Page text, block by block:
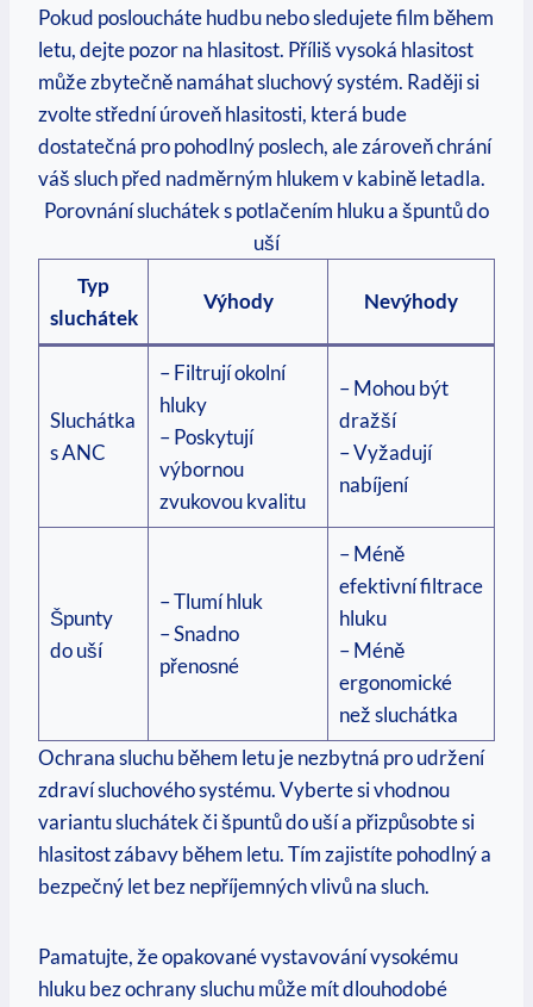
Pokud posloucháte hudbu nebo sledujete film během
letu, dejte pozor na hlasitost. Příliš vysoká hlasitost
může zbytečně namáhat sluchový systém. Raději si
zvolte střední úroveň hlasitosti, která bude
dostatečná pro pohodlný poslech, ale zároveň chrání
váš sluch před nadměrným hlukem v kabině letadla.
Porovnání sluchátek s potlačením hluku a špuntů do
uší
Typ
sluchátek
Výhody Nevýhody
Sluchátka
s ANC
– Filtrují okolní
hluky
– Poskytují
výbornou
zvukovou kvalitu
– Mohou být
dražší
– Vyžadují
nabíjení
Špunty
do uší
– Tlumí hluk
– Snadno
přenosné
– Méně
efektivní filtrace
hluku
– Méně
ergonomické
než sluchátka
Ochrana sluchu během letu je nezbytná pro udržení
zdraví sluchového systému. Vyberte si vhodnou
variantu sluchátek či špuntů do uší a přizpůsobte si
hlasitost zábavy během letu. Tím zajistíte pohodlný a
bezpečný let bez nepříjemných vlivů na sluch.
Pamatujte, že opakované vystavování vysokému
hluku bez ochrany sluchu může mít dlouhodobé